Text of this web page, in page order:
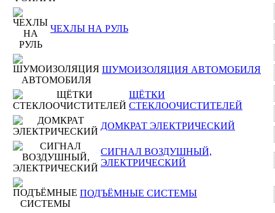
ЧЕХЛЫ НА РУЛЬ
ШУМОИЗОЛЯЦИЯ АВТОМОБИЛЯ
ЩЁТКИ
СТЕКЛООЧИСТИТЕЛЕЙ
ДОМКРАТ ЭЛЕКТРИЧЕСКИЙ
СИГНАЛ ВОЗДУШНЫЙ,
ЭЛЕКТРИЧЕСКИЙ
ПОДЪЁМНЫЕ СИСТЕМЫ